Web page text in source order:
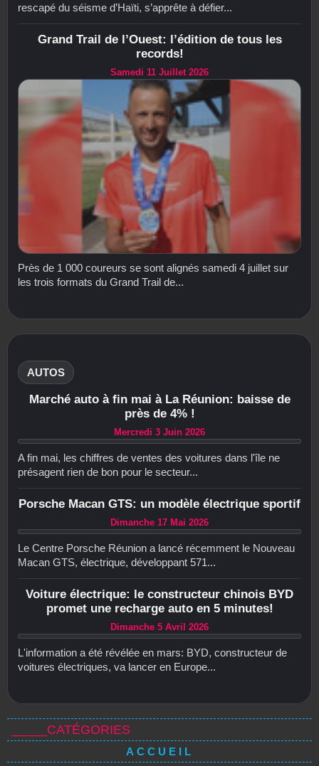
rescapé du séisme d’Haïti, s’apprête à défier...
Grand Trail de l’Ouest: l’édition de tous les
records!
Samedi 11 Juillet 2026
Près de 1 000 coureurs se sont alignés samedi 4 juillet sur
les trois formats du Grand Trail de...
AUTOS
Marché auto à fin mai à La Réunion: baisse de
près de 4% !
Mercredi 3 Juin 2026
A fin mai, les chiffres de ventes des voitures dans l'île ne
présagent rien de bon pour le secteur...
Porsche Macan GTS: un modèle électrique sportif
Dimanche 17 Mai 2026
Le Centre Porsche Réunion a lancé récemment le Nouveau
Macan GTS, électrique, développant 571...
Voiture électrique: le constructeur chinois BYD
promet une recharge auto en 5 minutes!
Dimanche 5 Avril 2026
L'information a été révélée en mars: BYD, constructeur de
voitures électriques, va lancer en Europe...
_____CATÉGORIES
ACCUEIL